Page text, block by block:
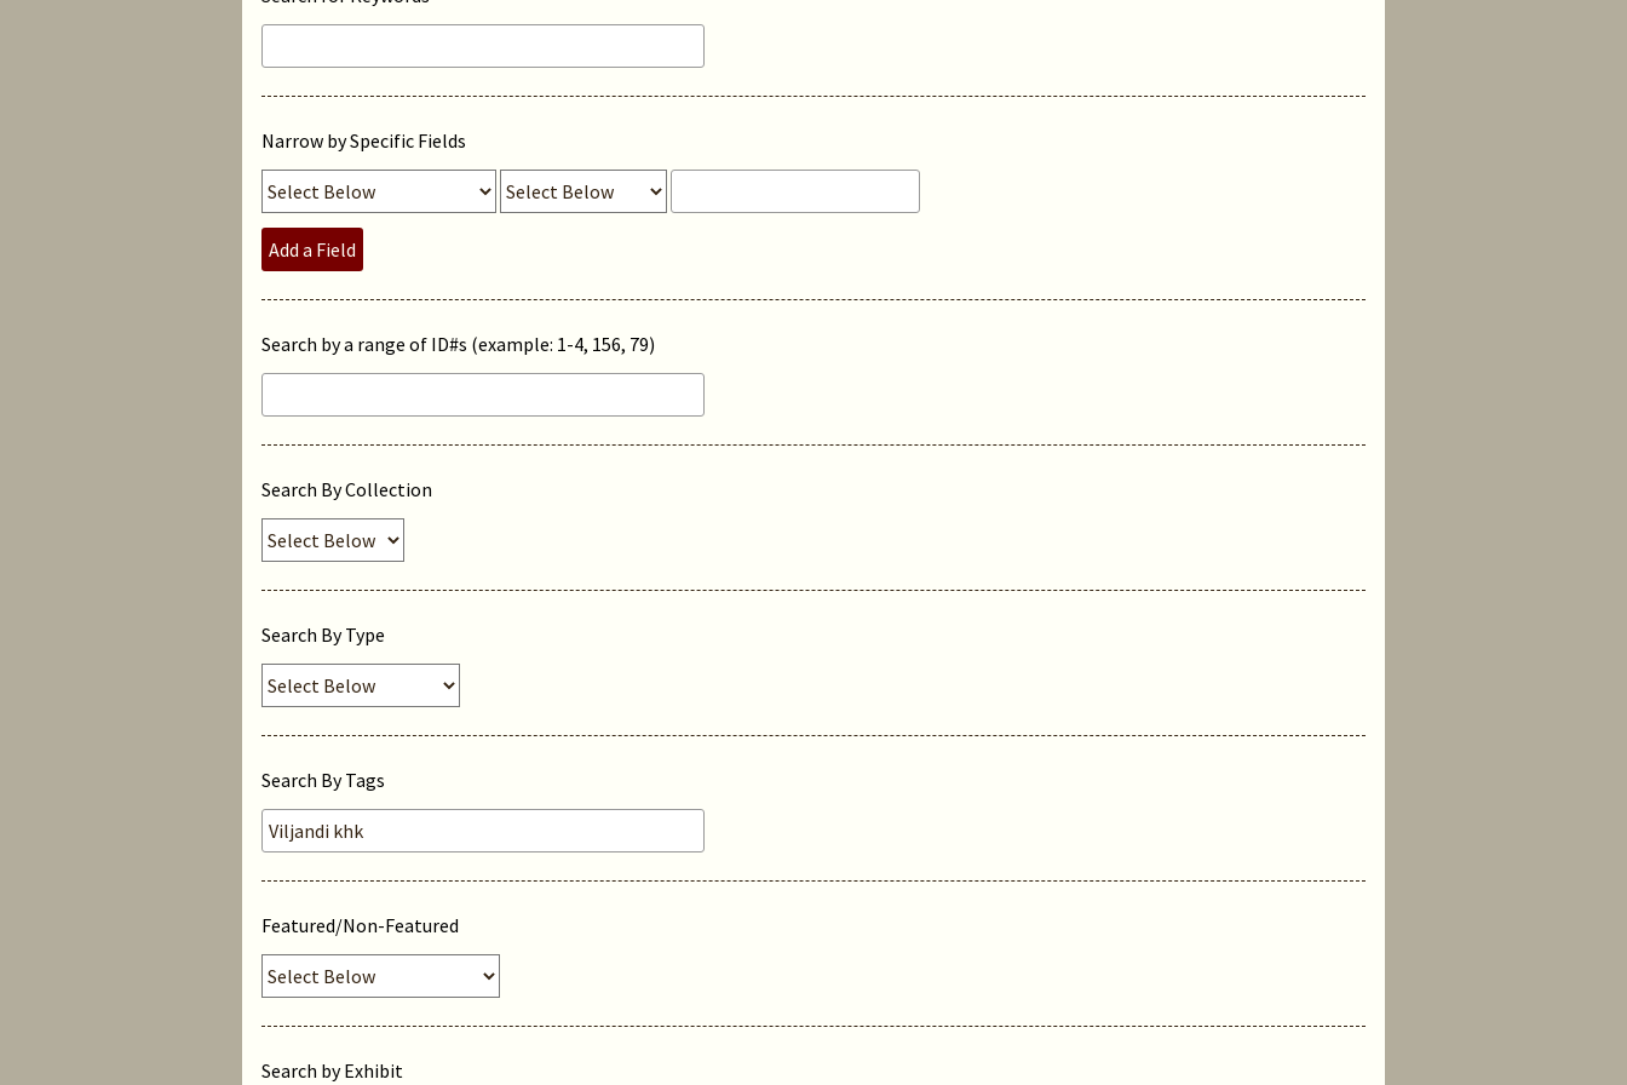
Narrow by Specific Fields
Add a Field
Search by a range of ID#s (example: 1-4, 156, 79)
Search By Collection
Search By Type
Search By Tags
Featured/Non-Featured
Search by Exhibit